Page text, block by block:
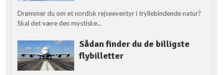
Drømmer du om et nordisk rejseeventyr i tryllebindende natur?
Skal det være den mystiske...
Sådan finder du de billigste
flybilletter